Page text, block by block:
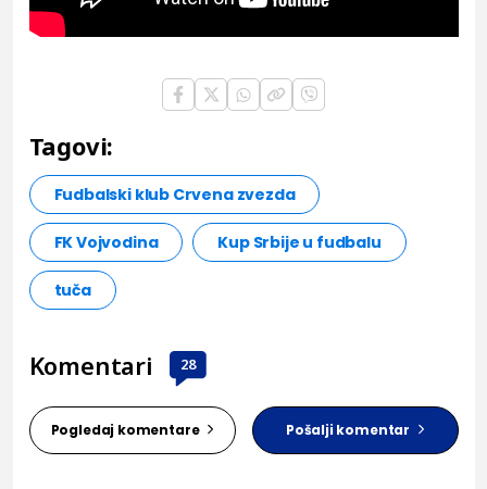
Tagovi:
Fudbalski klub Crvena zvezda
FK Vojvodina Kup Srbije u fudbalu
tuča
Komentari 28
Pogledaj komentare Pošalji komentar